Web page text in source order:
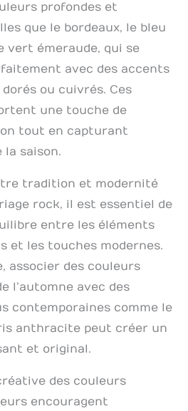
profondes et
que le bordeaux, le bleu
vert émeraude, qui se
avec des accents
ou cuivrés. Ces
une touche de
tout en capturant
la saison.
tradition et modernité
rock, il est essentiel de
entre les éléments
et les touches modernes.
associer des couleurs
l’automne avec des
contemporaines comme le
anthracite peut créer un
et original.
des couleurs
encouragent